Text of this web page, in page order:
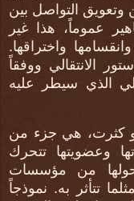
التواصل بين
عموماً، هذا غير
واختراقها.
الانتقالي ووفقاً
الذي سيطر عليه
أو كثرت، هي جزء من
وعضويتها تتحرك
من مؤسسات
تتأثر به. نموذجاً